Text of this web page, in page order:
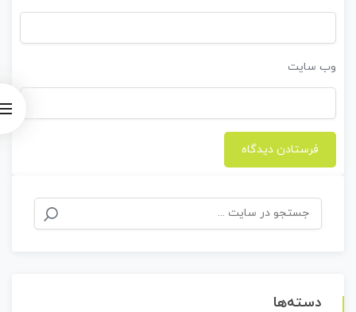
وب‌ سایت
جستجو
برای:
دسته‌ها